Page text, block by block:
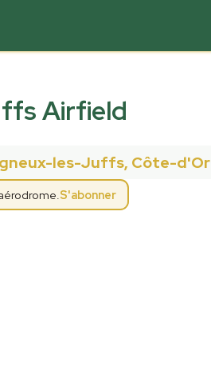
Airfield
les-Juffs, Côte-d'Or
S'abonner